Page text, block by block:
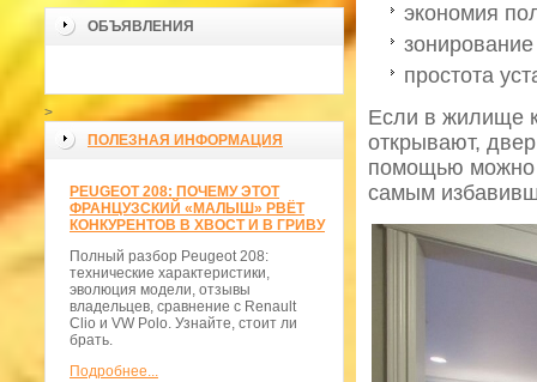
ОБЪЯВЛЕНИЯ
>
ПОЛЕЗНАЯ ИНФОРМАЦИЯ
PEUGEOT 208: ПОЧЕМУ ЭТОТ
ФРАНЦУЗСКИЙ «МАЛЫШ» РВЁТ
КОНКУРЕНТОВ В ХВОСТ И В ГРИВУ
Полный разбор Peugeot 208:
технические характеристики,
эволюция модели, отзывы
владельцев, сравнение с Renault
Clio и VW Polo. Узнайте, стоит ли
брать.
Подробнее...
экономия
простота
Если в жилище
открывают,
помощью можно
самым